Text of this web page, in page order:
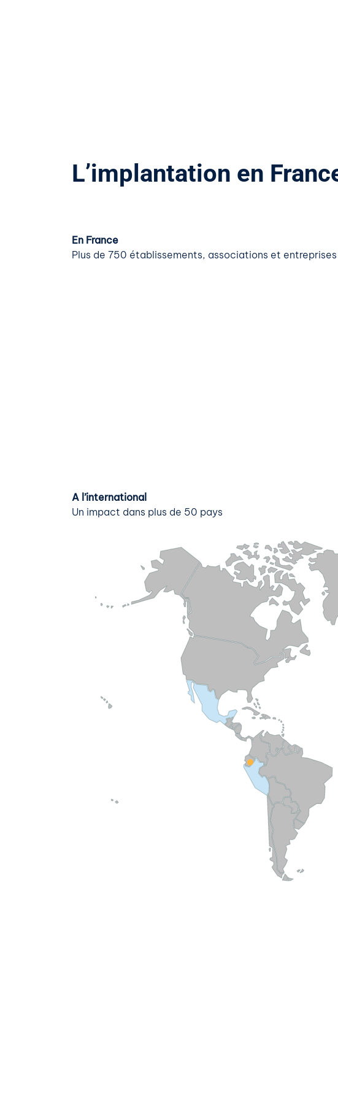
L’implantation en
En France
Plus de 750 établissements, associations et
A l’international
Un impact dans plus de 50 pays